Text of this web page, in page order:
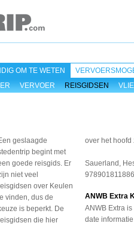
OM TE WETEN
VERVOER REISGIDSEN
geslaagde
begint met
goede reisgids. Er
niet veel
over Keulen
vinden, dus de
is beperkt. De
die hier
over het
Sauerland,
ANWB Extra
ANWB Extra
date